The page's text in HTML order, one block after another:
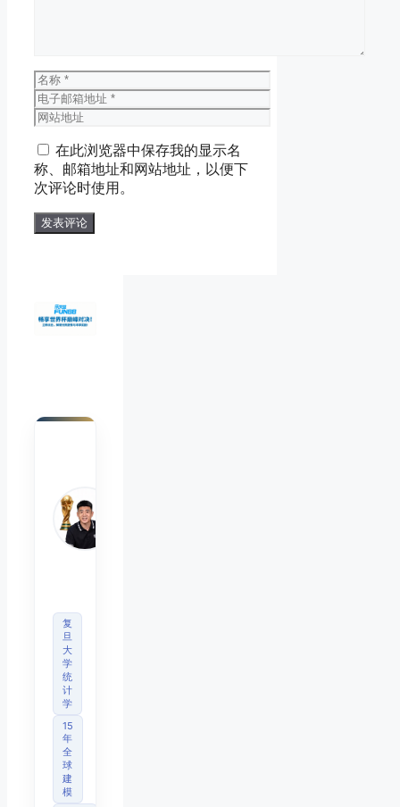
名
称
电
子
箱
地
址
网
地
址
在此浏览器中保存我的显示名
称、邮箱地址和网站地址，以便下
次评论时使用。
复
旦
大
学
统
计
学
15
年
全
球
建
模